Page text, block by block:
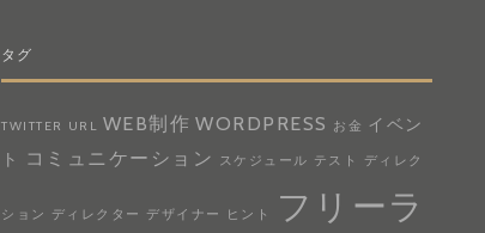
タグ
TWITTER URL WEB制作 WORDPRESS お金 イベン
ト
コミュニケーション スケジュール テスト ディレク
ション ディレクター デザイナー ヒント
フリーラ